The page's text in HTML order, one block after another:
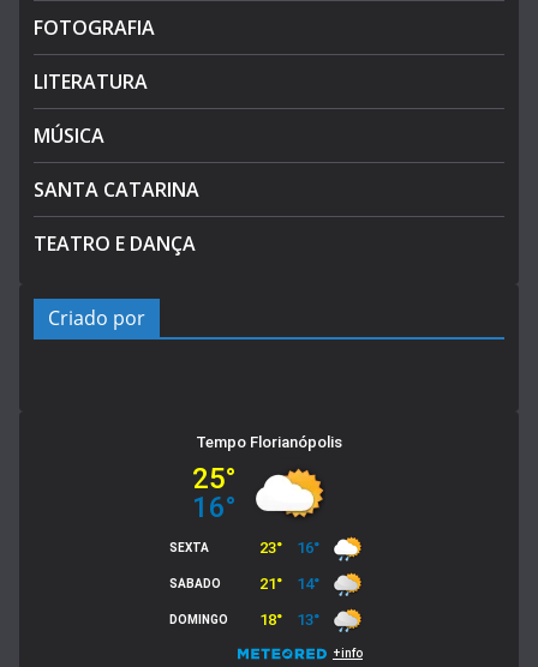
FOTOGRAFIA
LITERATURA
MÚSICA
SANTA CATARINA
TEATRO E DANÇA
Criado por